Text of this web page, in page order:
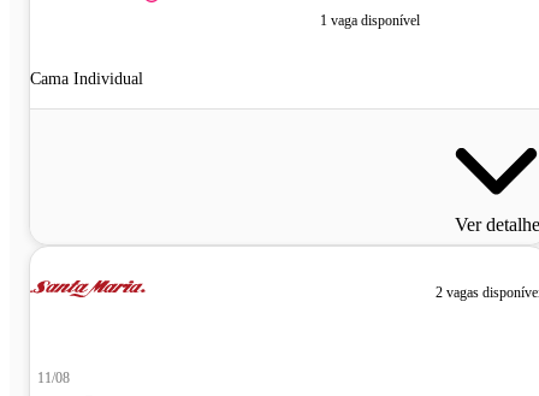
Cama Individual
1 vaga disponível
Ver
2 vagas
11/08